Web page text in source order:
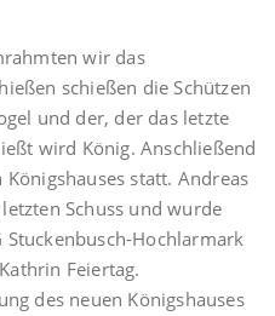
wir das
schießen die Schützen
und der, der das letzte
wird König. Anschließend
statt. Andreas
Schuss und wurde
Stuckenbusch-Hochlarmark
Feiertag.
des neuen Königshauses